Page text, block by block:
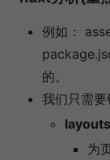
例如：
的。
我们只需
layouts
为